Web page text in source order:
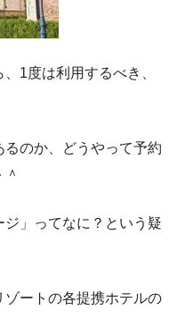
1度は利用するべき、
のか、どうやって予約
」ってなに？という疑
ートの各提携ホテルの